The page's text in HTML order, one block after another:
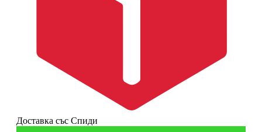
Доставка със Спиди